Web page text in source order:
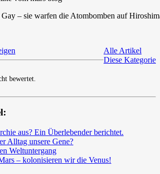
– sie warfen die Atombomben auf
Alle Artikel
Diese Kategorie
bewertet.
aus? Ein Überlebender berichtet.
Alltag unsere Gene?
Weltuntergang
– kolonisieren wir die Venus!